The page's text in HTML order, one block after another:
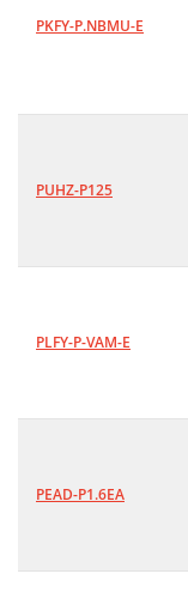
10.
11.
12. Especiﬁ
PKFY-P.NBMU-E
PUHZ-P125
PLFY-P-VAM-E
PEAD-P1.6EA